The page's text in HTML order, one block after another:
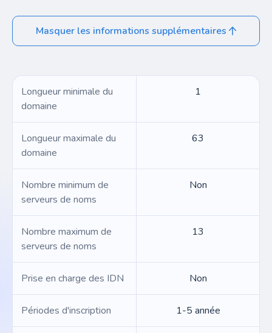
Masquer les informations supplémentaires
Longueur minimale du
domaine
1
Longueur maximale du
domaine
63
Nombre minimum de
serveurs de noms
Non
Nombre maximum de
serveurs de noms
13
Prise en charge des IDN Non
Périodes d'inscription 1-5 année